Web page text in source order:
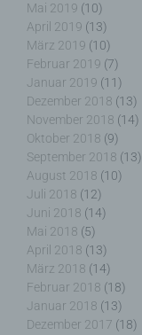
Mai 2019 (10)
April 2019 (13)
März 2019 (10)
Februar 2019 (7)
Januar 2019 (11)
Dezember 2018 (13)
November 2018 (14)
Oktober 2018 (9)
September 2018 (13)
August 2018 (10)
Juli 2018 (12)
Juni 2018 (14)
Mai 2018 (5)
April 2018 (13)
März 2018 (14)
Februar 2018 (18)
Januar 2018 (13)
Dezember 2017 (18)
Person,
die allein oder
Zwecke und
Zwecke und
Unionsrecht
vorgegeben,
seiner
dem Recht
werden.
h)